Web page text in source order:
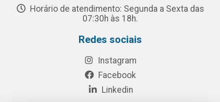
Horário de atendimento: Segunda a Sexta das
07:30h às 18h.
Redes sociais
Instagram
Facebook
Linkedin